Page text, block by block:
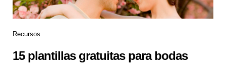
Recursos
15 plantillas gratuitas para bodas